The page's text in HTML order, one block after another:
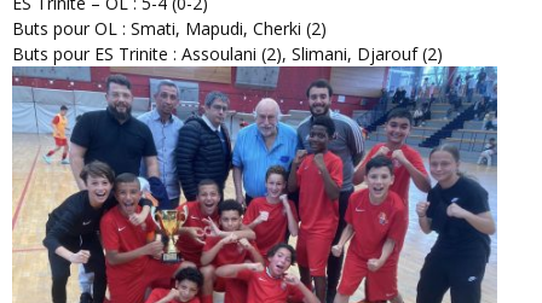
Buts pour OL : Smati, Mapudi, Cherki (2)
Buts pour ES Trinite : Assoulani (2), Slimani, Djarouf (2)